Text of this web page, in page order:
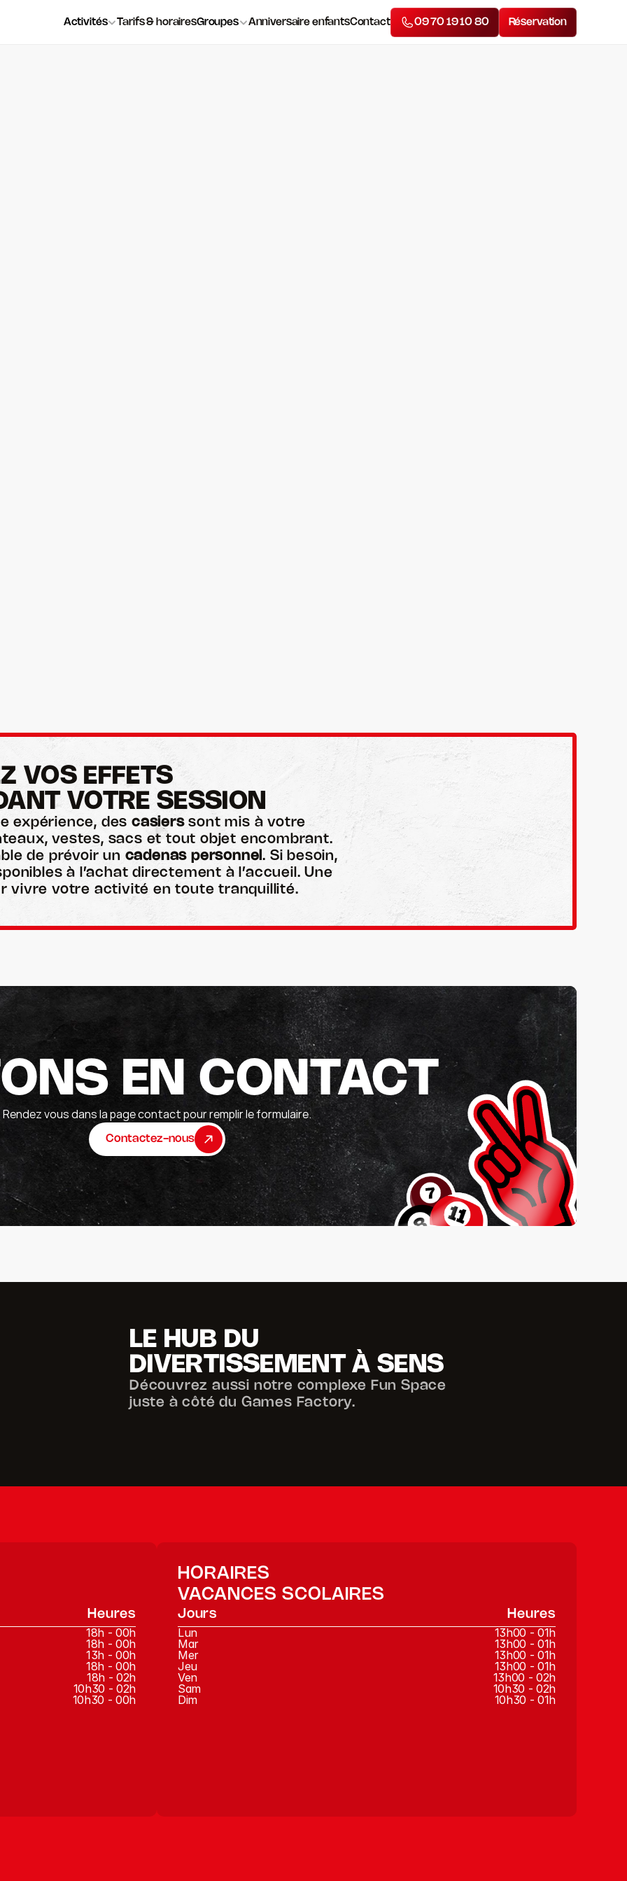
Activités Tarifs & horairesGroupes Anniversaire enfantsContact 09 70 19 10 80 Réservation
VOS EFFETS
VOTRE SESSION
expérience, des casierssont mis à votre
vestes, sacs et tout objet encombrant.
de prévoir un cadenas personnel. Si besoin,
à l’achat directement à l’accueil. Une
vivre votre activité en toute tranquillité.
EN CONTACT
Rendez vous dans la page contact pour remplir le formulaire.
Contactez-nous
LE HUB DU
DIVERTISSEMENT À SENS
Découvrez aussi notre complexe Fun Space
juste à côté du Games Factory.
Heures
18h - 00h
18h - 00h
13h - 00h
18h - 00h
18h - 02h
10h30 - 02h
10h30 - 00h
HORAIRES
VACANCES SCOLAIRES
Jours Heures
Lun
13h00 - 01h
Mar
13h00 - 01h
Mer
13h00 - 01h
Jeu
13h00 - 01h
Ven
13h00 - 02h
Sam
10h30 - 02h
Dim
10h30 - 01h